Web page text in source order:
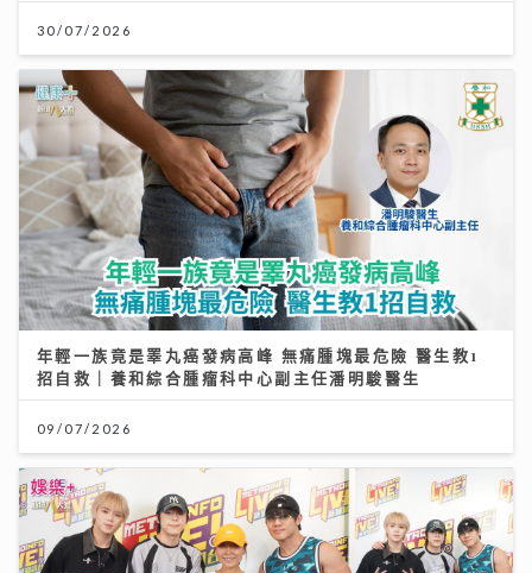
30/07/2026
年輕一族竟是睪丸癌發病高峰 無痛腫塊最危險 醫生教1
招自救｜養和綜合腫瘤科中心副主任潘明駿醫生
09/07/2026